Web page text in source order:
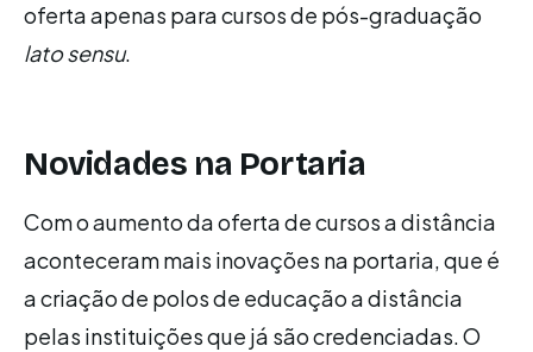
oferta apenas para cursos de pós-graduação
lato sensu.
Novidades na Portaria
Com o aumento da oferta de cursos a distância
aconteceram mais inovações na portaria, que é
a criação de polos de educação a distância
pelas instituições que já são credenciadas. O